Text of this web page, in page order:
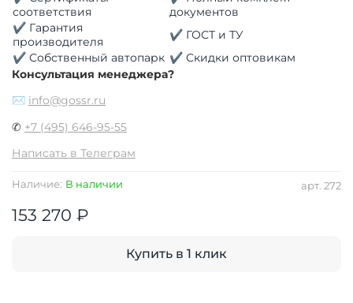
арт. 272
Наличие: В наличии
153 270 ₽
Купить в 1 клик
соответствия
документов
✔ Гарантия
производителя
✔ ГОСТ и ТУ
✔ Собственный автопарк ✔ Скидки оптовикам
Консультация менеджера?
✉ info@gossr.ru
✆ +7 (495) 646-95-55
Написать в Телеграм